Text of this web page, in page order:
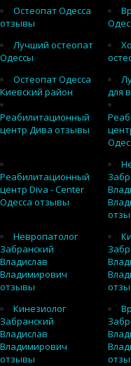
Остеопат Одесса
отзывы
Лучший остеопат
Одессы
Остеопат Одесса
Киевский район
для
Реабилитационный
центр Дива отзывы
Реабилитационный
центр Diva - Center
Одесса отзывы
Невропатолог
Забранский
Владислав
Владимирович
отзывы
Кинезиолог
Забранский
Владислав
Владимирович
отзывы